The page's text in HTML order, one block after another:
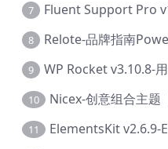
7
8 Relote-品牌指南
9
10 Nicex-创意组合主题
11 ElementsKit v2.6.9-